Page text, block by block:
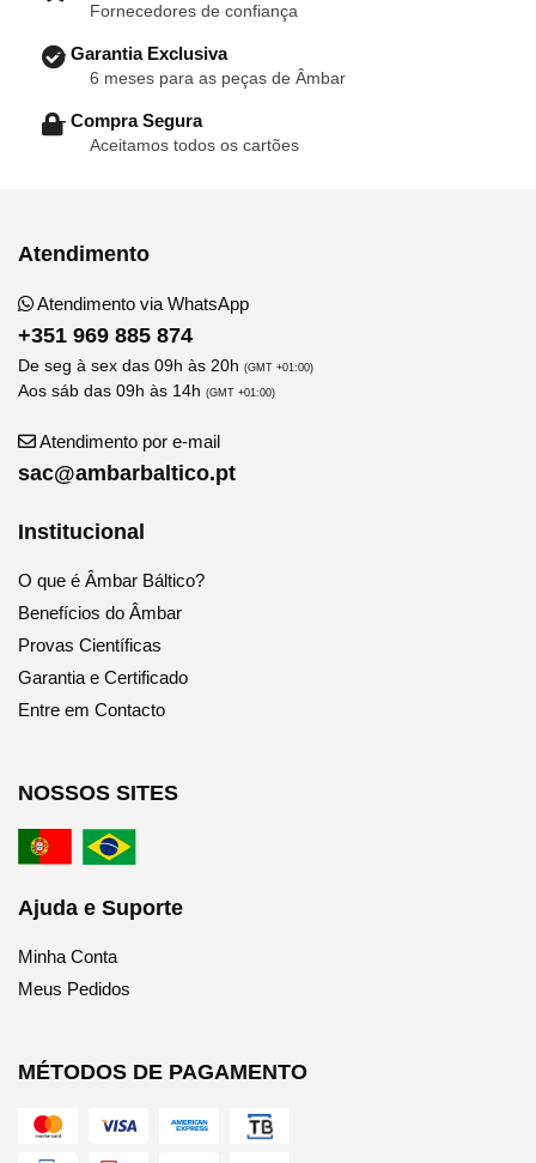
Fornecedores de confiança
– Garantia Exclusiva
6 meses para as peças de Âmbar
– Compra Segura
Aceitamos todos os cartões
Atendimento
Atendimento via WhatsApp
+351 969 885 874
De seg à sex das 09h às 20h (GMT +01:00)
Aos sáb das 09h às 14h (GMT +01:00)
Atendimento por e-mail
sac@ambarbaltico.pt
Institucional
O que é Âmbar Báltico?
Benefícios do Âmbar
Provas Científicas
Garantia e Certificado
Entre em Contacto
NOSSOS SITES
Ajuda e Suporte
Minha Conta
Meus Pedidos
MÉTODOS DE PAGAMENTO